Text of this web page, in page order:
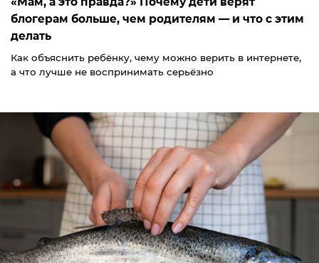
блогерам больше, чем родителям — и что с этим
делать
Как объяснить ребёнку, чему можно верить в интернете,
а что лучше не воспринимать серьёзно